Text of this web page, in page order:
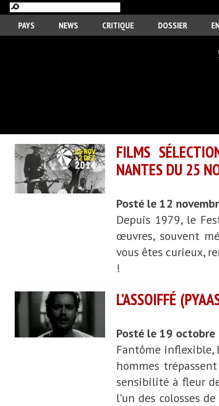
PAYS NEWS CRITIQUE DOSSIER
FILMS
NANTES DU 25
Posté le 12
Depuis 1979, le
œuvres, souvent
vous êtes curieux,
!
L’ASSOIFFÉ
Posté le 19
Fantôme inflexible,
hommes
sensibilité à fleur
l’un des colosses